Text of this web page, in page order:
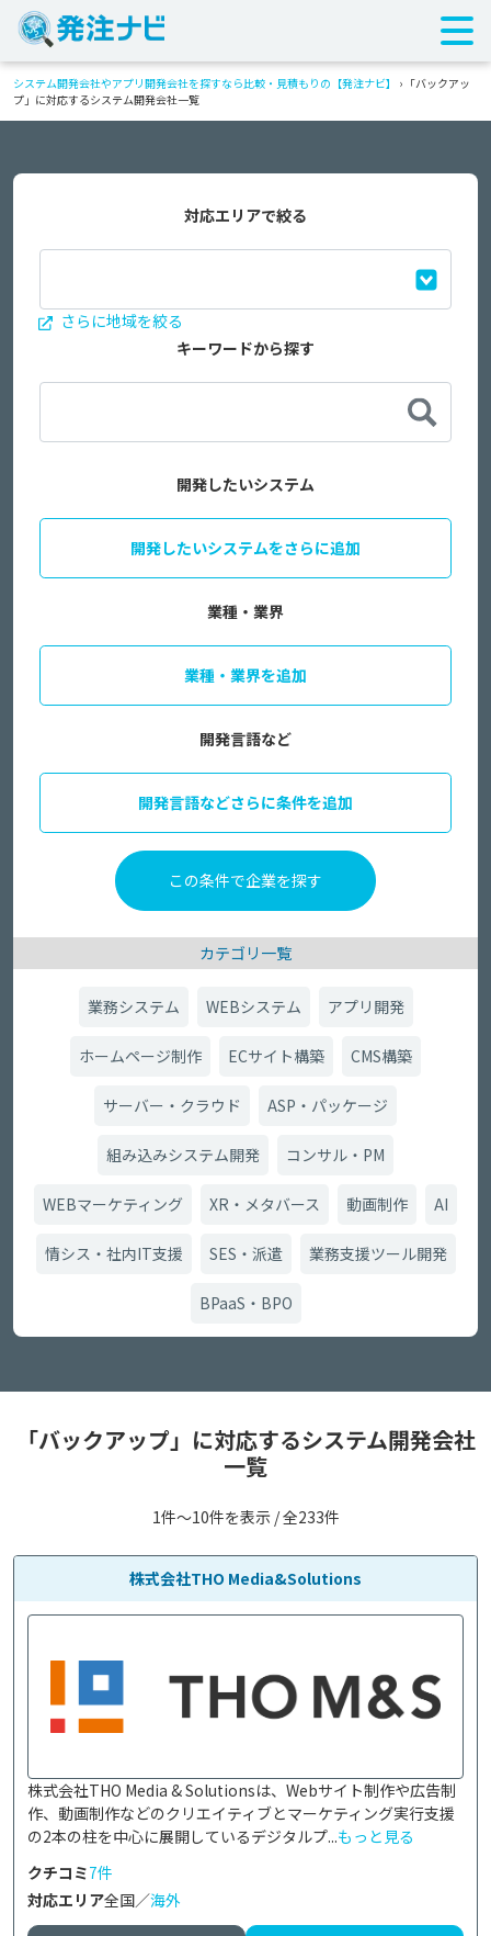
システム開発会社やアプリ開発会社を探すなら比較・見積もりの【発注ナビ】 › 「バックアッ
プ」に対応するシステム開発会社一覧
対応エリアで絞る
さらに地域を絞る
キーワードから探す
開発したいシステム
開発したいシステムをさらに追加
業種・業界
業種・業界を追加
開発言語など
開発言語などさらに条件を追加
カテゴリ一覧
業務システム WEBシステム アプリ開発
ホームページ制作 ECサイト構築 CMS構築
サーバー・クラウド ASP・パッケージ
組み込みシステム開発 コンサル・PM
WEBマーケティング XR・メタバース 動画制作 AI
情シス・社内IT支援 SES・派遣 業務支援ツール開発
BPaaS・BPO
「バックアップ」に対応するシステム開発会社
一覧
1件〜10件を表示 / 全233件
株式会社THO Media&Solutions
株式会社THO Media & Solutionsは、Webサイト制作や広告制
作、動画制作などのクリエイティブとマーケティング実行支援
の2本の柱を中心に展開しているデジタルプ...もっと見る
クチコミ7件
対応エリア全国／海外